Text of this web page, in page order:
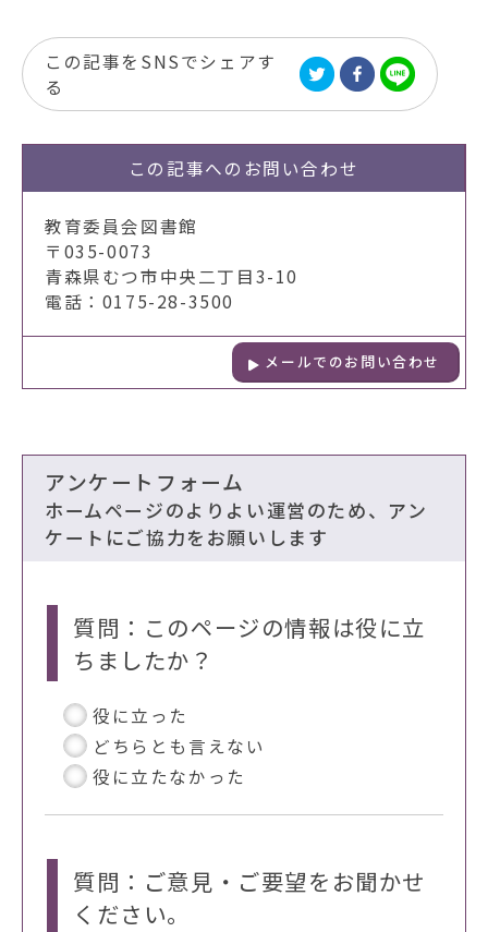
この記事をSNSでシェアす
る
この記事への お問い合わせ
教育委員会図書館
〒035-0073
青森県むつ市中央二丁目3-10
電話：0175-28-3500
メールでのお問い合わせ
アンケートフォーム
ホームページのよりよい運営のため、アン
ケートにご協力をお願いします
質問：このページの情報は役に立
ちましたか？
役に立った
どちらとも言えない
役に立たなかった
質問：ご意見・ご要望をお聞かせ
ください。